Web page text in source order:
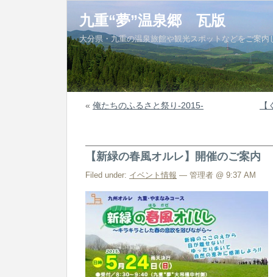
九重“夢”温泉郷 瓦版
大分県・九重の温泉旅館や観光スポットなどをご案内
« 俺たちのふるさと祭り-2015-
【新緑の春風オルレ】開催のご案内
Filed under: イベント情報 — 管理者 @ 9:37 AM